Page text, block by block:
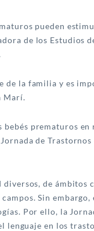
pueden
de los Estudios
de la familia y es
Marí.
prematuros en
de Trastornos
de ámbitos
Sin
Por ello, la
lenguaje en los